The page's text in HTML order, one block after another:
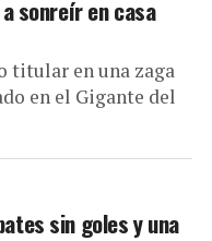
sonreír en casa
titular en una zaga
en el Gigante del
sin goles y una